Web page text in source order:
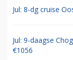
Jul: 8-dg cruise
Jul: 9-daagse
€1056